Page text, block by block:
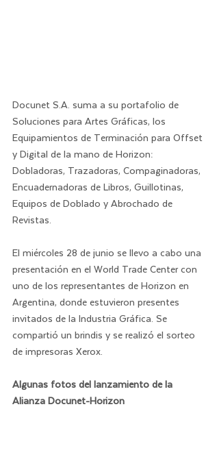
Docunet S.A. suma a su portafolio de
Soluciones para Artes Gráficas, los
Equipamientos de Terminación para Offset
y Digital de la mano de Horizon:
Dobladoras, Trazadoras, Compaginadoras,
Encuadernadoras de Libros, Guillotinas,
Equipos de Doblado y Abrochado de
Revistas.
El miércoles 28 de junio se llevo a cabo una
presentación en el World Trade Center con
uno de los representantes de Horizon en
Argentina, donde estuvieron presentes
invitados de la Industria Gráfica. Se
compartió un brindis y se realizó el sorteo
de impresoras Xerox.
Algunas fotos del lanzamiento de la
Alianza Docunet-Horizon